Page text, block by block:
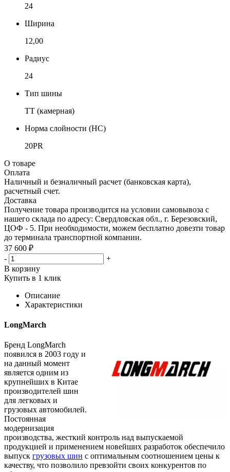
24
Ширина
12,00
Радиус
24
Тип шины
TT (камерная)
Норма слойности (НС)
20PR
О товаре
Оплата
Наличный и безналичный расчет (банковская карта),
расчетный счет.
Доставка
Получение товара производится на условии самовывоза с
нашего склада по адресу: Свердловская обл., г. Березовский,
ЦОФ - 5. При необходимости, можем бесплатно довезти товар
до терминала транспортной компании.
37 600 ₽
-
+
В корзину
Купить в 1 клик
Описание
Характеристики
LongMarch
Бренд LongMarch
появился в 2003 году и
на данный момент
является одним из
крупнейших в Китае
производителей шин
для легковых и
грузовых автомобилей.
Постоянная
модернизация
производства, жесткий контроль над выпускаемой
продукцией и применением новейших разработок обеспечило
выпуск грузовых шин с оптимальным соотношением цены к
качеству, что позволило превзойти своих конкурентов по